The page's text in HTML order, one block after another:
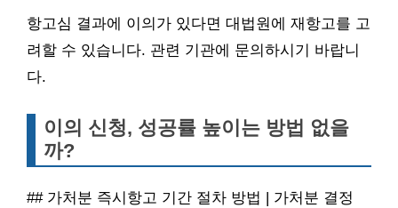
항고심 결과에 이의가 있다면 대법원에 재항고를 고
려할 수 있습니다. 관련 기관에 문의하시기 바랍니
다.
이의 신청, 성공률 높이는 방법 없을
까?
## 가처분 즉시항고 기간 절차 방법 | 가처분 결정